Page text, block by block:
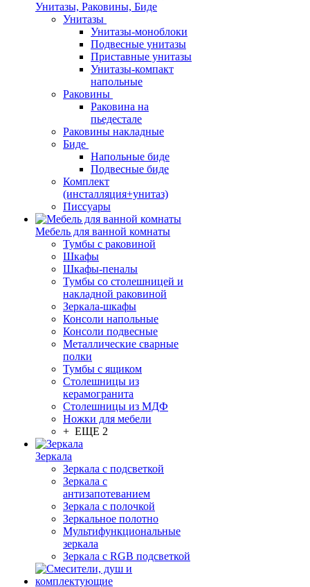
Унитазы, Раковины, Биде
Унитазы
Унитазы-моноблоки
Подвесные унитазы
Приставные унитазы
Унитазы-компакт
напольные
Раковины
Раковина на
пьедестале
Раковины накладные
Биде
Напольные биде
Подвесные биде
Комплект
(инсталляция+унитаз)
Писсуары
Мебель для ванной комнаты
Тумбы с раковиной
Шкафы
Шкафы-пеналы
Тумбы со столешницей и
накладной раковиной
Зеркала-шкафы
Консоли напольные
Консоли подвесные
Металлические сварные
полки
Тумбы с ящиком
Столешницы из
керамогранита
Столешницы из МДФ
Ножки для мебели
+ ЕЩЕ 2
Зеркала
Зеркала с подсветкой
Зеркала с
антизапотеванием
Зеркала с полочкой
Зеркальное полотно
Мультифункциональные
зеркала
Зеркала c RGB подсветкой